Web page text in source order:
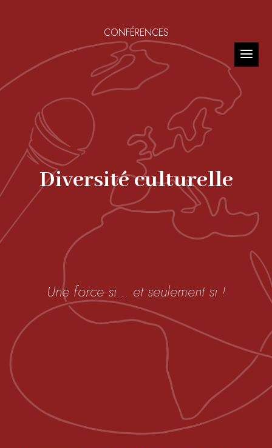
CONFÉRENCES
Diversité culturelle
Une force si… et seulement si !